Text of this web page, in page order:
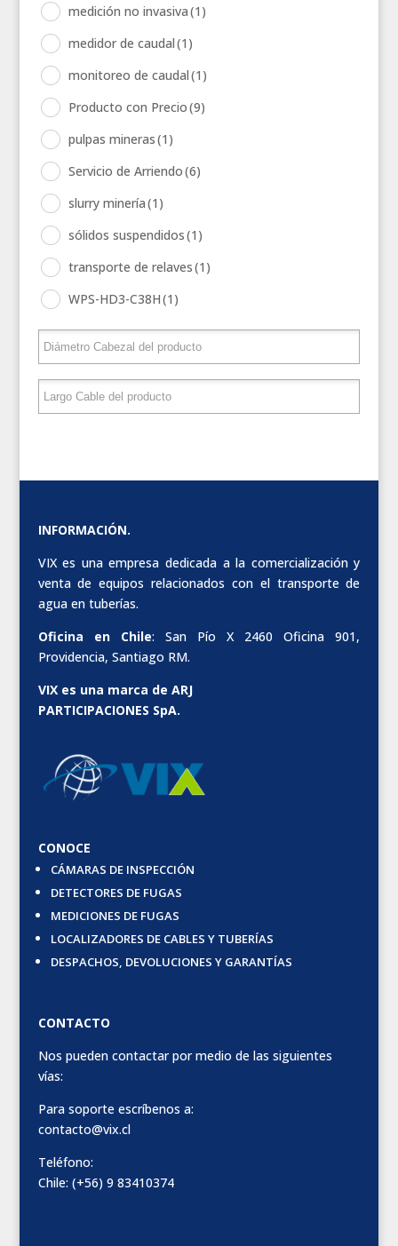
medición no invasiva(1)
medidor de caudal(1)
monitoreo de caudal(1)
Producto con Precio(9)
pulpas mineras(1)
Servicio de Arriendo(6)
slurry minería(1)
sólidos suspendidos(1)
transporte de relaves(1)
WPS-HD3-C38H(1)
INFORMACIÓN.
VIX es una empresa dedicada a la comercialización y
venta de equipos relacionados con el transporte de
agua en tuberías.
Oficina en Chile: San Pío X 2460 Oficina 901,
Providencia, Santiago RM.
VIX es una marca de ARJ
PARTICIPACIONES SpA.
CONOCE
CÁMARAS DE INSPECCIÓN
DETECTORES DE FUGAS
MEDICIONES DE FUGAS
LOCALIZADORES DE CABLES Y TUBERÍAS
DESPACHOS, DEVOLUCIONES Y GARANTÍAS
CONTACTO
Nos pueden contactar por medio de las siguientes
vías:
Para soporte escríbenos a:
contacto@vix.cl
Teléfono:
Chile: (+56) 9 83410374